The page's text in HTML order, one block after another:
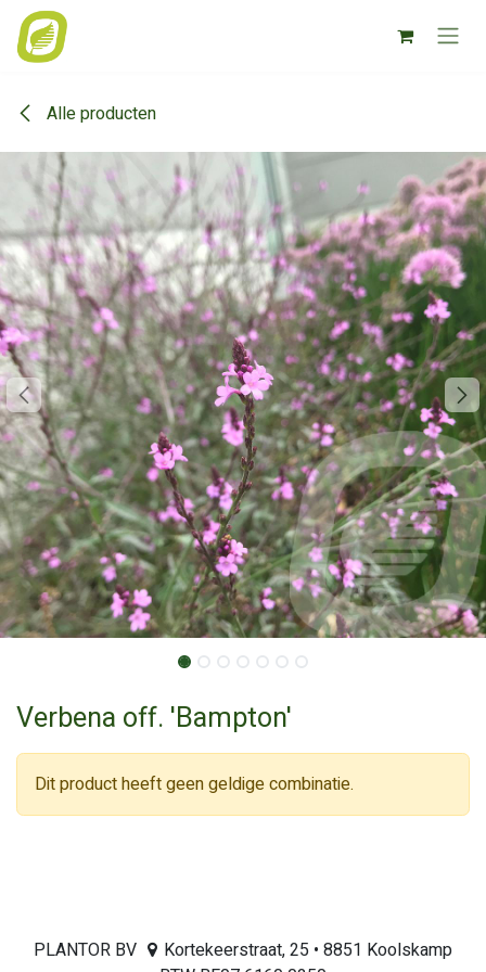
Overslaan naar inhoud
Alle producten
Verbena off. 'Bampton'
Dit product heeft geen geldige combinatie.
PLANTOR BV
Kortekeerstraat, 25 • 8851 Koolskamp